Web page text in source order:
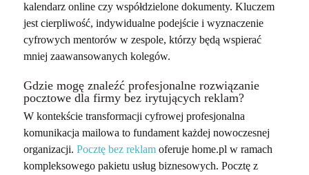
kalendarz online czy współdzielone dokumenty. Kluczem
jest cierpliwość, indywidualne podejście i wyznaczenie
cyfrowych mentorów w zespole, którzy będą wspierać
mniej zaawansowanych kolegów.
Gdzie mogę znaleźć profesjonalne rozwiązanie
pocztowe dla firmy bez irytujących reklam?
W kontekście transformacji cyfrowej profesjonalna
komunikacja mailowa to fundament każdej nowoczesnej
organizacji. Pocztę bez reklamoferuje home.pl w ramach
kompleksowego pakietu usług biznesowych. Pocztę z